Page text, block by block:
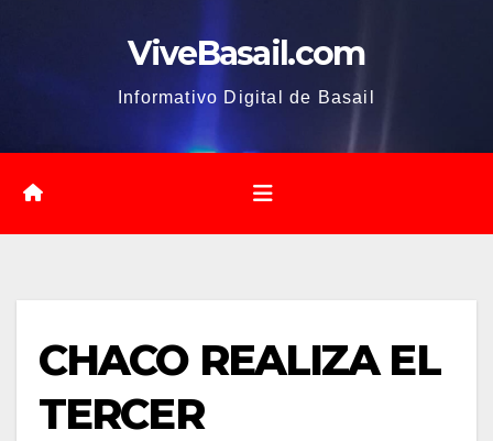
ViveBasail.com
Informativo Digital de Basail
CHACO REALIZA EL
TERCER